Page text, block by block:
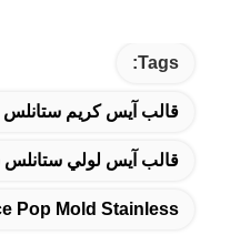
Tags:
قالب آيس كريم
قالب آيس لولي ستانلس
Pop Mold Stainless